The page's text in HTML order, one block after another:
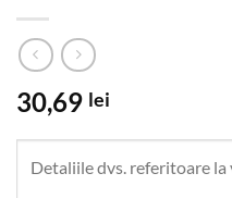
30,69 lei